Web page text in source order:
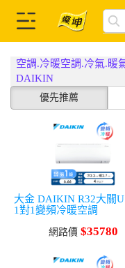
空調.冷暖空調.冷氣.暖
DAIKIN
優先推薦
大金 DAIKIN R32大關U
1對1變頻冷暖空調
網路價 $35780